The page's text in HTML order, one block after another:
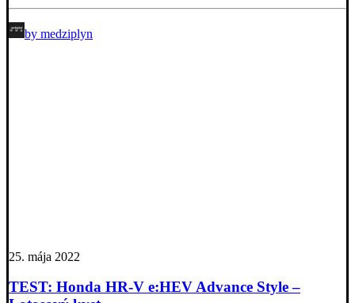
by medziplyn
25. mája 2022
TEST: Honda HR-V e:HEV Advance Style –